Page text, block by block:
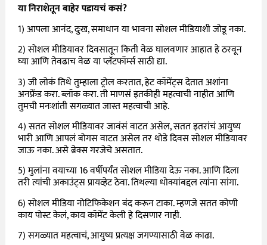
या निराशेतून बाहेर पडायचं कसं?
1) आपला आनंद, दुःख, समाधान या भावना सोशल मीडियाशी जोडू नका.
2) सोशल मीडियावर दिवसातून किती वेळ घालवणार आहात हे ठरवून
घ्या आणि तेवढाच वेळ या प्लॅटफॉर्म्स साठी द्या.
3) जी लोकं तिथे तुम्हाला ट्रोल करतात, हेट कॉमेंट्स देतात अशांना
अनफ्रेंड करा. ब्लॉक करा. ती माणसं इतकीही महत्वाची नाहीत आणि
तुमची मनःशांती सगळ्यात जास्त महत्वाची आहे.
4) सतत सोशल मीडियावर जावंसं वाटत असेल, सतत इतरांचं आयुष्य
भारी आणि आपलं बोगस वाटत असेल तर थोडे दिवस सोशल मीडियावर
जाऊ नका. असे ब्रेक्स गरजेचे असतात.
5) मुलांना वयाच्या 16 वर्षीपर्यंत सोशल मीडिया देऊ नका. आणि दिला
तरी त्यांची अकाउंट्स प्रायव्हेट ठेवा. तिथल्या धोक्यांबद्दल त्यांना सांगा.
6) सोशल मीडिया नोटिफिकेशन बंद करून टाका. म्हणजे सतत कोणी
काय पोस्ट केलं, काय कॉमेंट केली हे दिसणार नाही.
7) सगळ्यात महत्वाचं, आयुष्य प्रत्यक्ष जगण्यासाठी वेळ काढा.